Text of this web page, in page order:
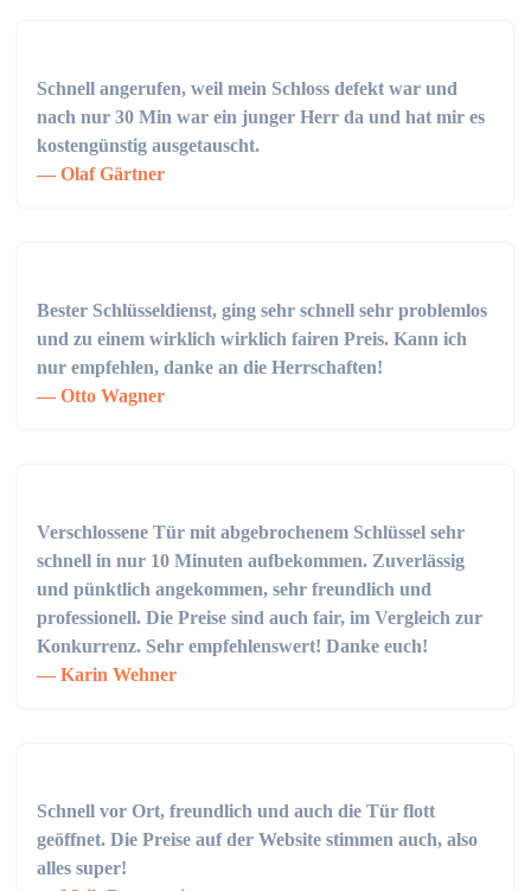
Schnell angerufen, weil mein Schloss defekt war und
nach nur 30 Min war ein junger Herr da und hat mir es
kostengünstig ausgetauscht.
Olaf Gärtner
Bester Schlüsseldienst, ging sehr schnell sehr problemlos
und zu einem wirklich wirklich fairen Preis. Kann ich
nur empfehlen, danke an die Herrschaften!
Otto Wagner
Verschlossene Tür mit abgebrochenem Schlüssel sehr
schnell in nur 10 Minuten aufbekommen. Zuverlässig
und pünktlich angekommen, sehr freundlich und
professionell. Die Preise sind auch fair, im Vergleich zur
Konkurrenz. Sehr empfehlenswert! Danke euch!
Karin Wehner
Schnell vor Ort, freundlich und auch die Tür flott
geöffnet. Die Preise auf der Website stimmen auch, also
alles super!